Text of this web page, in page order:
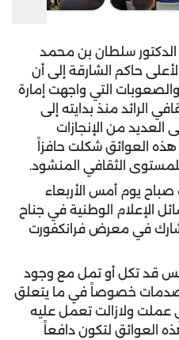
سلطان بن محمد
حاكم الشارقة إلى أن
التي واجهت إمارة
الرائد منذ بدايته إلى
العديد من الإنجازات
هذه العوائق شكلت حافزاً
الثقافي المنشود.
يوم أمس الأربعاء
الإعلام الوطنية في جناح
في معرض فرانكفورت
قد تكل أو تمل مع وجود
خصوصاً في ما يتعلق
عملت ولازالت تعمل عليه
العوائق لتكون دافعاً